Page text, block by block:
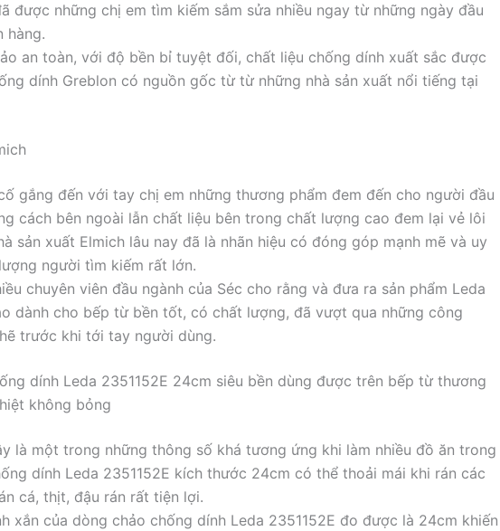
được những chị em tìm kiếm sắm sửa nhiều ngay từ những ngày đầu
hàng.
an toàn, với độ bền bỉ tuyệt đối, chất liệu chống dính xuất sắc được
dính Greblon có nguồn gốc từ từ những nhà sản xuất nổi tiếng tại
gắng đến với tay chị em những thương phẩm đem đến cho người đầu
cách bên ngoài lẫn chất liệu bên trong chất lượng cao đem lại vẻ lôi
sản xuất Elmich lâu nay đã là nhãn hiệu có đóng góp mạnh mẽ và uy
người tìm kiếm rất lớn.
chuyên viên đầu ngành của Séc cho rằng và đưa ra sản phẩm Leda
dành cho bếp từ bền tốt, có chất lượng, đã vượt qua những công
trước khi tới tay người dùng.
dính Leda 2351152E 24cm siêu bền dùng được trên bếp từ thương
không bỏng
là một trong những thông số khá tương ứng khi làm nhiều đồ ăn trong
dính Leda 2351152E kích thước 24cm có thể thoải mái khi rán các
cá, thịt, đậu rán rất tiện lợi.
xắn của dòng chảo chống dính Leda 2351152E đo được là 24cm khiến